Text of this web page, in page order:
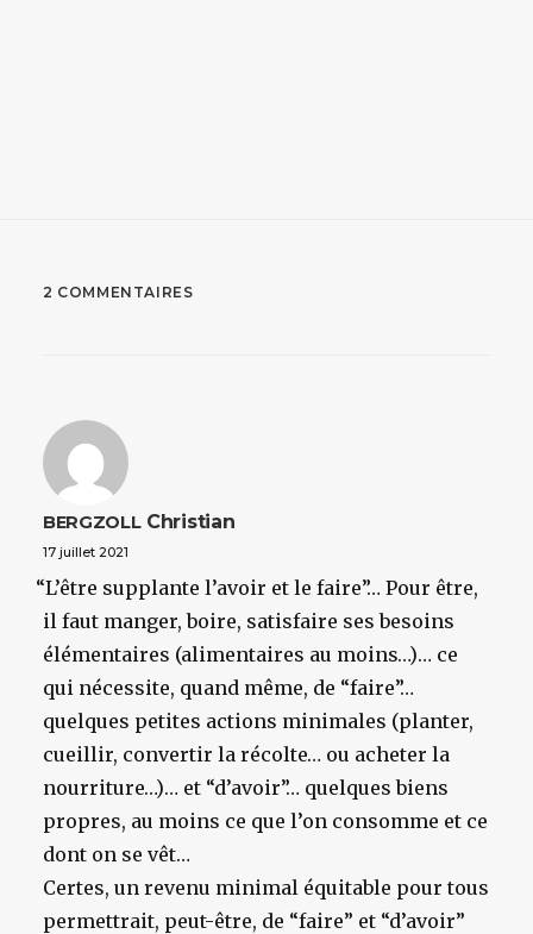
2 COMMENTAIRES
BERGZOLLChristian
17 juillet 2021
“L’être supplante l’avoir et le faire”… Pour être,
il faut manger, boire, satisfaire ses besoins
élémentaires (alimentaires au moins…)… ce
qui nécessite, quand même, de “faire”…
quelques petites actions minimales (planter,
cueillir, convertir la récolte… ou acheter la
nourriture…)… et “d’avoir”… quelques biens
propres, au moins ce que l’on consomme et ce
dont on se vêt…
Certes, un revenu minimal équitable pour tous
permettrait, peut-être, de “faire” et “d’avoir”